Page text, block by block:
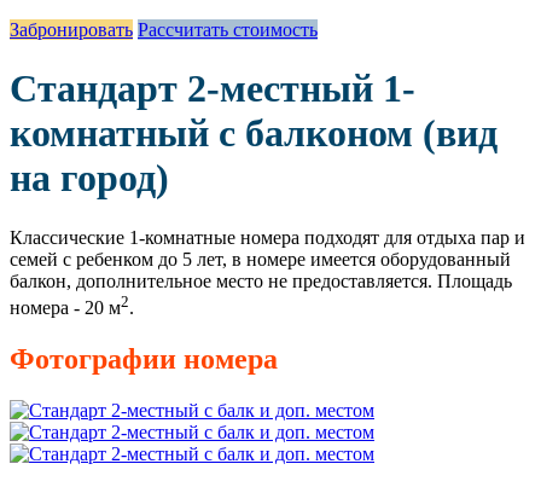
Забронировать Рассчитать стоимость
Стандарт 2-местный 1-
комнатный с балконом (вид
на город)
Классические 1-комнатные номера подходят для отдыха пар и
семей с ребенком до 5 лет, в номере имеется оборудованный
балкон, дополнительное место не предоставляется. Площадь
номера - 20 м2.
Фотографии номера